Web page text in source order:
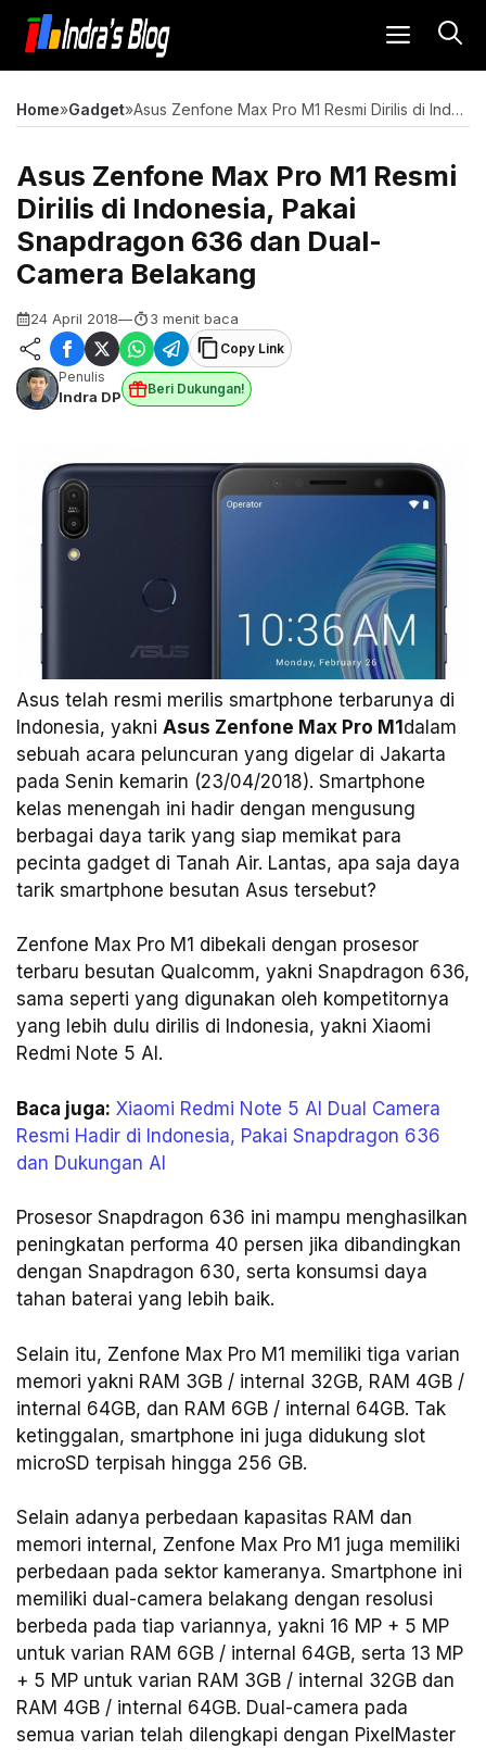
Langsung
isi
MENU
Home»Gadget» Asus Zenfone Max Pro M1 Resmi Dirilis di Indonesia, Pakai Snapdragon 636 dan Dual-Camera Belakang
Asus Zenfone Max Pro M1 Resmi
Dirilis di Indonesia, Pakai
Snapdragon 636 dan Dual-
Camera Belakang
24 April 2018— 3 menit baca
Copy Link
Penulis
Indra DP Beri Dukungan!
Asus telah resmi merilis smartphone terbarunya di
Indonesia, yakni Asus Zenfone Max Pro M1dalam
sebuah acara peluncuran yang digelar di Jakarta
pada Senin kemarin (23/04/2018). Smartphone
kelas menengah ini hadir dengan mengusung
berbagai daya tarik yang siap memikat para
pecinta gadget di Tanah Air. Lantas, apa saja daya
tarik smartphone besutan Asus tersebut?
Zenfone Max Pro M1 dibekali dengan prosesor
terbaru besutan Qualcomm, yakni Snapdragon 636,
sama seperti yang digunakan oleh kompetitornya
yang lebih dulu dirilis di Indonesia, yakni Xiaomi
Redmi Note 5 AI.
Baca juga: Xiaomi Redmi Note 5 AI Dual Camera
Resmi Hadir di Indonesia, Pakai Snapdragon 636
dan Dukungan AI
Prosesor Snapdragon 636 ini mampu menghasilkan
peningkatan performa 40 persen jika dibandingkan
dengan Snapdragon 630, serta konsumsi daya
tahan baterai yang lebih baik.
Selain itu, Zenfone Max Pro M1 memiliki tiga varian
memori yakni RAM 3GB / internal 32GB, RAM 4GB /
internal 64GB, dan RAM 6GB / internal 64GB. Tak
ketinggalan, smartphone ini juga didukung slot
microSD terpisah hingga 256 GB.
Selain adanya perbedaan kapasitas RAM dan
memori internal, Zenfone Max Pro M1 juga memiliki
perbedaan pada sektor kameranya. Smartphone ini
memiliki dual-camera belakang dengan resolusi
berbeda pada tiap variannya, yakni 16 MP + 5 MP
untuk varian RAM 6GB / internal 64GB, serta 13 MP
+ 5 MP untuk varian RAM 3GB / internal 32GB dan
RAM 4GB / internal 64GB. Dual-camera pada
semua varian telah dilengkapi dengan PixelMaster